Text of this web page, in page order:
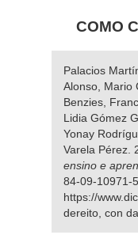
COMO
Palacios
Alonso, Mario
Benzies,
Lidia Gómez
Yonay
Varela Pérez.
ensino e
84-09-10971-
https://
dereito, con